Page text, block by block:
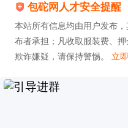
包砣网人才安全提醒
本站所有信息均由用户发布
布者承担；凡收取服装费、押
欺诈嫌疑，请保持警惕。 立